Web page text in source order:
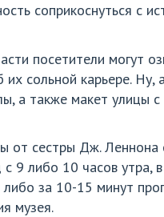
соприкоснуться с
посетители могут
сольной карьере. Ну,
а также макет улицы
от сестры Дж. Леннона
9 либо 10 часов утра,
за 10-15 минут
музея.